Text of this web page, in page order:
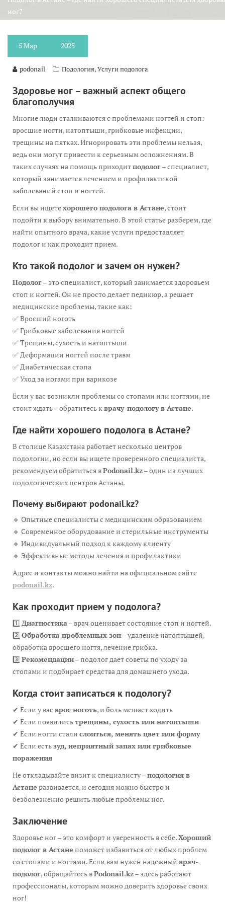
ног?
5Мар 2025
podonail Подология,Услуги подолога
Здоровье ног – важный аспект общего
благополучия
Многие люди сталкиваются с проблемами ногтей и стоп:
вросшие ногти, натоптыши, грибковые инфекции,
трещины на пятках. Игнорировать эти проблемы нельзя,
ведь они могут привести к серьезным осложнениям. В
таких случаях на помощь приходитподолог– специалист,
который занимается лечением и профилактикой
заболеваний стоп и ногтей.
Если вы ищетехорошего подолога в Астане, стоит
подойти к выбору внимательно. В этой статье разберем, где
найти опытного врача, какие услуги предоставляет
подолог и как проходит прием.
Кто такой подолог и зачем он нужен?
Подолог– это специалист, который занимается здоровьем
стоп и ногтей. Он не просто делает педикюр, а решает
медицинские проблемы, такие как:
✅ Вросший ноготь
✅ Грибковые заболевания ногтей
✅ Трещины, сухость и натоптыши
✅ Деформации ногтей после травм
✅ Диабетическая стопа
✅ Уход за ногами при варикозе
Если у вас возникли проблемы со стопами или ногтями, не
стоит ждать – обратитесь кврачу-подологу в Астане.
Где найти хорошего подолога в Астане?
В столице Казахстана работает несколько центров
подологии, но если вы ищете проверенного специалиста,
рекомендуем обратиться вPodonail.kz– один из лучших
подологических центров Астаны.
Почему выбирают podonail.kz?
🔹 Опытные специалисты с медицинским образованием
🔹 Современное оборудование и стерильные инструменты
🔹 Индивидуальный подход к каждому клиенту
🔹 Эффективные методы лечения и профилактики
Адрес и контакты можно найти на официальном сайте
podonail.kz.
Как проходит прием у подолога?
1️⃣Диагностика– врач оценивает состояние стоп и ногтей.
2️⃣Обработка проблемных зон– удаление натоптышей,
обработка вросшего ногтя, лечение грибка.
3️⃣Рекомендации– подолог дает советы по уходу за
стопами и подбирает средства для домашнего ухода.
Когда стоит записаться к подологу?
✔ Если у вас врос ноготь, и боль мешает ходить
✔ Если появилисьтрещины, сухость или натоптыши
✔ Если ногти стали слоиться, менять цвет или форму
✔ Если естьзуд, неприятный запах или грибковые
поражения
Не откладывайте визит к специалисту –подология в
Астане развивается, и сегодня можно быстро и
безболезненно решить любые проблемы ног.
Заключение
Здоровье ног – это комфорт и уверенность в себе.Хороший
подолог в Астане поможет избавиться от любых проблем
со стопами и ногтями. Если вам нужен надежный врач-
подолог, обращайтесь вPodonail.kz– здесь работают
профессионалы, которым можно доверить здоровье своих
ног!